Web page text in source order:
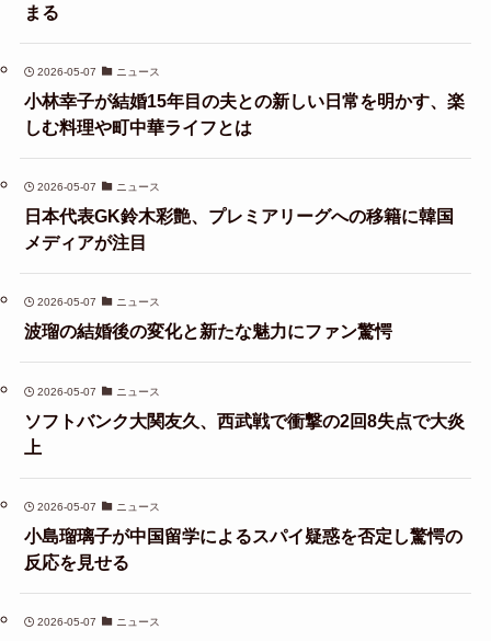
まる
2026-05-07 ニュース
小林幸子が結婚15年目の夫との新しい日常を明かす、楽
しむ料理や町中華ライフとは
2026-05-07 ニュース
日本代表GK鈴木彩艶、プレミアリーグへの移籍に韓国
メディアが注目
2026-05-07 ニュース
波瑠の結婚後の変化と新たな魅力にファン驚愕
2026-05-07 ニュース
ソフトバンク大関友久、西武戦で衝撃の2回8失点で大炎
上
2026-05-07 ニュース
小島瑠璃子が中国留学によるスパイ疑惑を否定し驚愕の
反応を見せる
2026-05-07 ニュース